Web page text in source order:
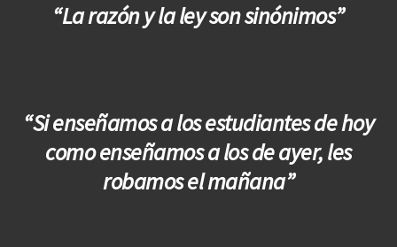
“La razón y la ley son sinónimos”
“Si enseñamos a los estudiantes de hoy
como enseñamos a los de ayer, les
robamos el mañana”